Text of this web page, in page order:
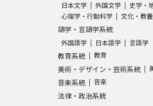
データサイエ
進路の３択
新学年スター
SELFBRAND
オープン
日本文学 外国文学 史学・
心理学・行動科学
文化・教
語学・言語学系統
外国語学 日本語学 言語学
教育系統 教育
美術・デザイン・芸術系統
音楽系統 音楽
法律・政治系統